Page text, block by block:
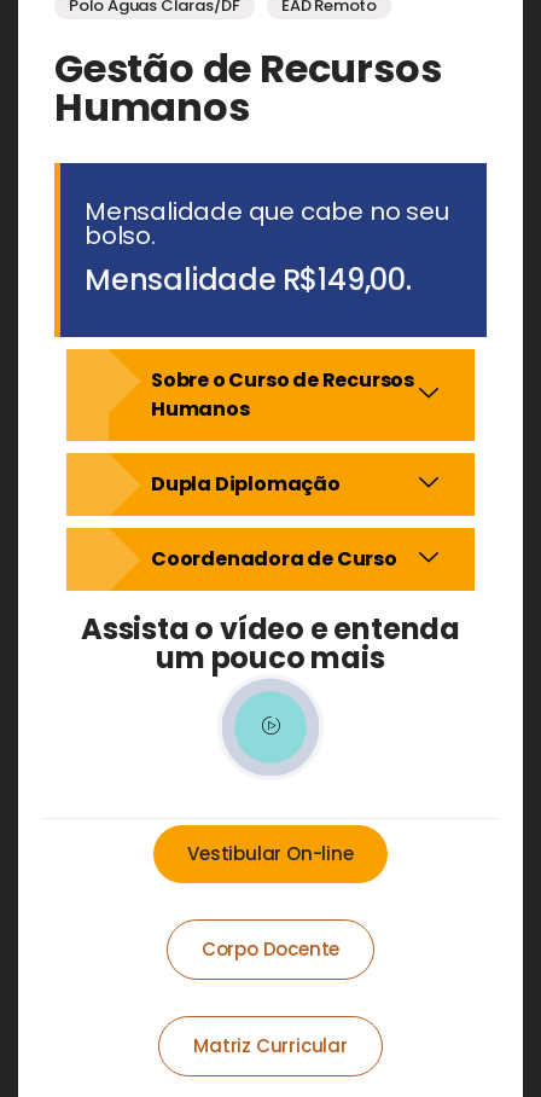
Polo Águas Claras/DF EAD Remoto
Gestão de Recursos
Humanos​
Mensalidade que cabe no seu
bolso.
Mensalidade R$149,00.
Sobre o Curso de Recursos
Humanos
Dupla Diplomação
Coordenadora de Curso
Assista o vídeo e entenda
um pouco mais
Vestibular On-line
Corpo Docente
Matriz Curricular